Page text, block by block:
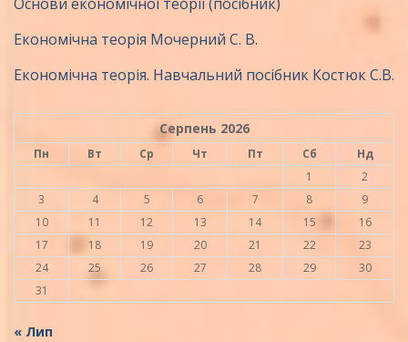
Економічна теорія Мочерний С. В.
Економічна теорія. Навчальний посібник Костюк С.В.
Серпень 2026
Пн Вт Ср Чт Пт Сб
Нд
1
2
3
4 5 6 7 8
9
10
11 12 13 14 15
16
17
18 19 20 21 22
23
24
25 26 27 28 29
30
31
« Лип